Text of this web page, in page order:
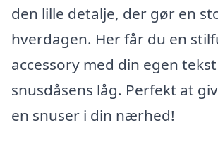
den lille detalje, der gør en
hverdagen. Her får du en
accessory med din egen
snusdåsens låg. Perfekt at
en snuser i din nærhed!